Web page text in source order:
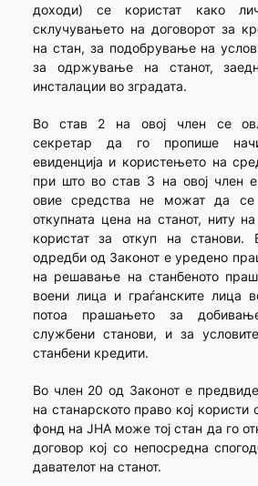
доходи) се користат како
склучувањето на договорот за
на стан, за подобрување на
за одржување на станот,
инсталации во зградата.
Во став 2 на овој член се
секретар да го пропише
евиденција и користењето на
при што во став 3 на овој член
овие средства не можат да се
откупната цена на станот, ниту
користат за откуп на станови.
одредби од Законот е уредено
на решавање на станбеното
воени лица и граѓанските лица
потоа прашањето за
службени станови, и за
станбени кредити.
Во член 20 од Законот е
на станарското право кој користи
фонд на ЈНА може тој стан да го
договор кој со непосредна
давателот на станот.